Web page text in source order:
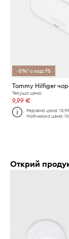
-5%* с код: FS
Tommy Hilfiger
Текуща цена:
9,99 €
Редовна цена:
Най-ниска цена:
Открий